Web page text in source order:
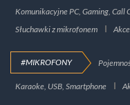
Komunikacyjne PC, Gaming, Call
Słuchawki z mikrofonem
#MIKROFONY
Karaoke, USB, Smartphone